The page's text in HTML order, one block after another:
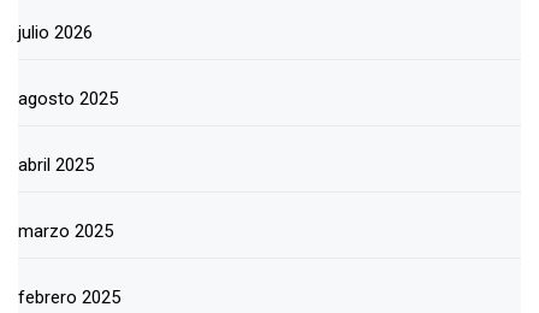
julio 2026
agosto 2025
abril 2025
marzo 2025
febrero 2025